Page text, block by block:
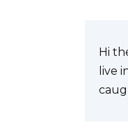
Hi
live